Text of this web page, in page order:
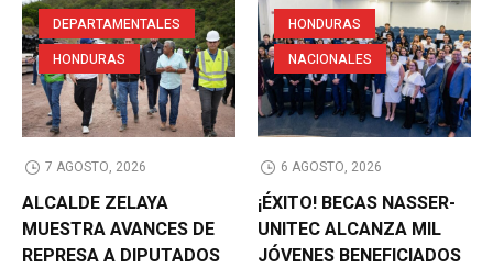
DEPARTAMENTALES
HONDURAS
7 AGOSTO, 2026
ALCALDE ZELAYA
MUESTRA AVANCES DE
REPRESA A DIPUTADOS
HONDURAS
NACIONALES
6 AGOSTO, 2026
¡ÉXITO! BECAS NASSER-
UNITEC ALCANZA MIL
JÓVENES BENEFICIADOS